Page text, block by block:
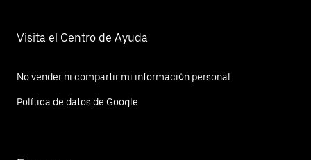
Visita el Centro de Ayuda
No vender ni compartir mi información personal
Política de datos de Google